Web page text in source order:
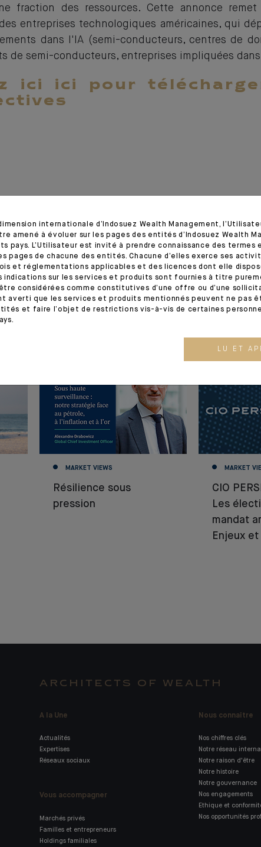
fraction des ressources. Cette annonce
entreprises technologiques américaines, qui
dans l'IA (semi-conducteurs, centres de
de semi-conducteurs, entreprises impliquées
ici ici pour
MARKET VIEWS
Résilience sous
pression
MARKET
CIO
Les
mandat
Enjeux
ARCHITECTS OF WEALTH
A la Une
Actualités
Expertises
Réseaux sociaux
Vous accompagner
Marchés privés
Familles et entrepreneurs
Holdings familiales
Nous connaître
Nos chiffres clés
Notre réseau
Notre raison d'être
Notre histoire
Notre gouvernance
Nos engagements
Ethique et
Nos opportunités
internationale d’Indosuez Wealth Management,
amené à évoluer sur les pages des entités d’Indosuez Wealth
pays. L’Utilisateur est invité à prendre connaissance des termes
pages de chacune des entités. Chacune d’elles exerce ses
et réglementations applicables et des licences dont elle
indications sur les services et produits sont fournies à titre
considérées comme constitutives d’une offre ou d’une
averti que les services et produits mentionnés peuvent ne pas
et faire l’objet de restrictions vis-à-vis de certaines
LU ET